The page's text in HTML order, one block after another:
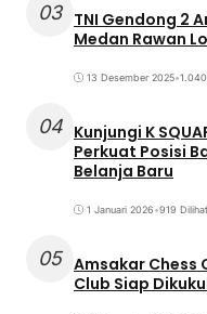
03 TNI Gendong 2
Medan Rawan
13 Desember 2025•
04 Kunjungi K
Perkuat Posisi
Belanja Baru
1 Januari 2026•919 Dilihat
05 Amsakar Chess
Club Siap